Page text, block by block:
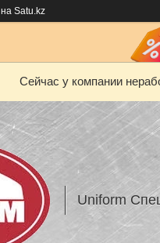
на Satu.kz
Сейчас у компании
Uniform